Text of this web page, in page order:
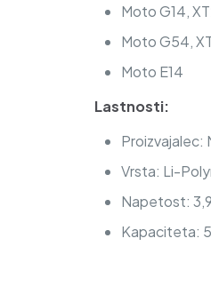
Moto G14,
Moto G54,
Moto E14
Lastnosti:
Proizvajalec:
Vrsta: Li-
Napetost:
Kapaciteta: